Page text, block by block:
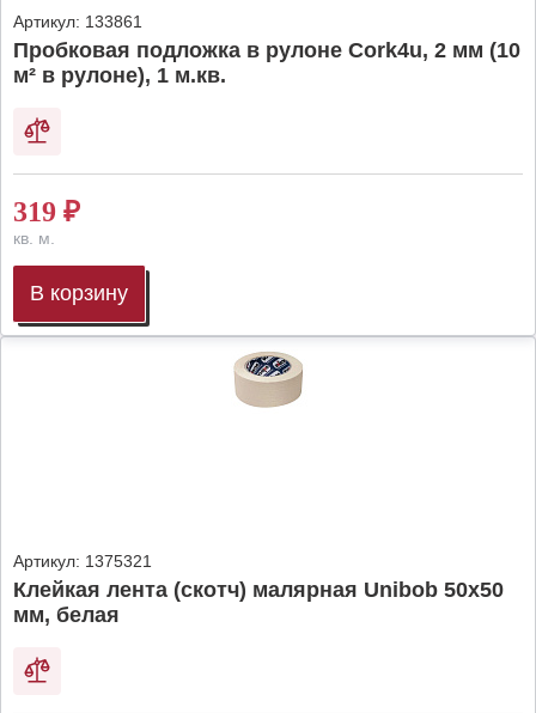
Артикул: 133861
Пробковая подложка в рулоне Cork4u, 2 мм (10
м² в рулоне), 1 м.кв.
319 ₽
кв. м.
В корзину
Артикул: 1375321
Клейкая лента (скотч) малярная Unibob 50х50
мм, белая